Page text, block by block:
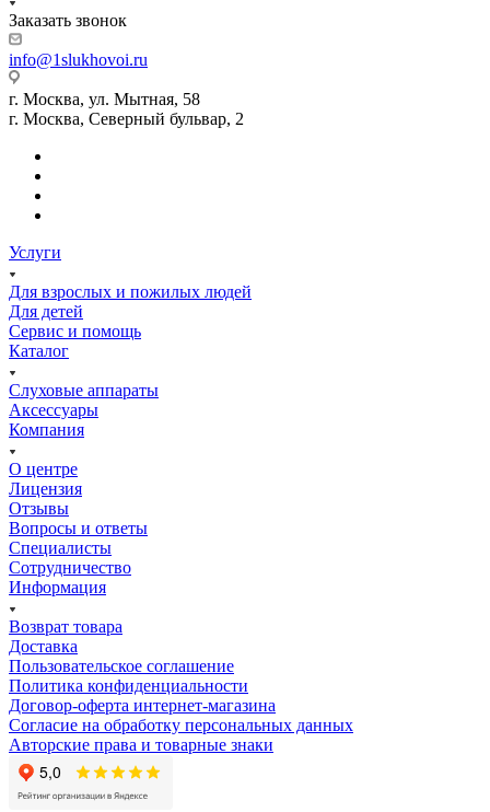
Заказать звонок
info@1slukhovoi.ru
г. Москва, ул. Мытная, 58
г. Москва, Северный бульвар, 2
Услуги
Для взрослых и пожилых людей
Для детей
Сервис и помощь
Каталог
Слуховые аппараты
Аксессуары
Компания
О центре
Лицензия
Отзывы
Вопросы и ответы
Специалисты
Сотрудничество
Информация
Возврат товара
Доставка
Пользовательское соглашение
Политика конфиденциальности
Договор-оферта интернет-магазина
Согласие на обработку персональных данных
Авторские права и товарные знаки